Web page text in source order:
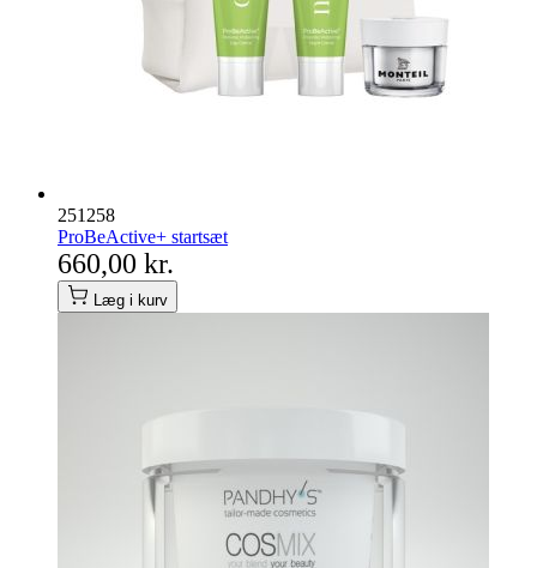
251258
ProBeActive+ startsæt
660,00 kr.
Læg i kurv